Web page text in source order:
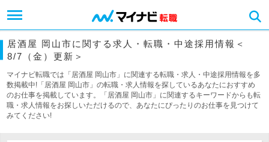
居酒屋 岡山市に関する求人・転職・中途採用情報＜
8/7（金）更新＞
マイナビ転職では「居酒屋 岡山市」に関連する転職・求人・中途採用情報を多
数掲載中!「居酒屋 岡山市」の転職・求人情報を探しているあなたにおすすめ
のお仕事を掲載しています。「居酒屋 岡山市」に関連するキーワードからも転
職・求人情報をお探しいただけるので、あなたにぴったりのお仕事を見つけて
みてください!